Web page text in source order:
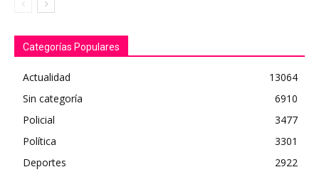
Categorías Populares
Actualidad
13064
Sin categoría
6910
Policial
3477
Política
3301
Deportes
2922